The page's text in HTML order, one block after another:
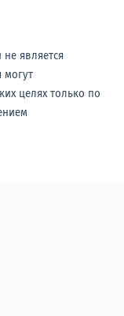
является
могут
целях только по